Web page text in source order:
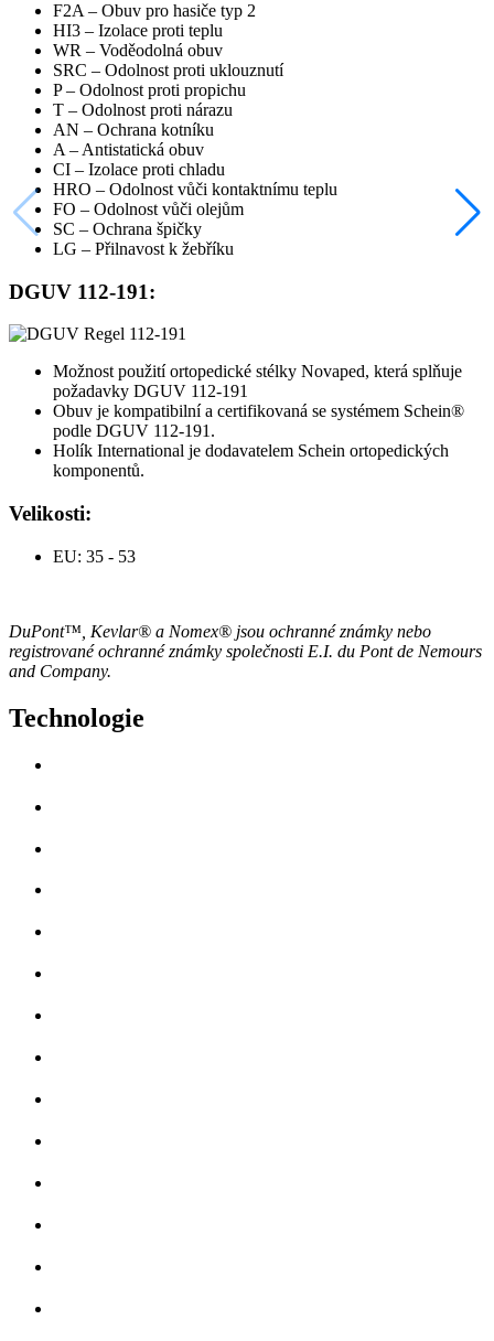
F2A – Obuv pro hasiče typ 2
HI3 – Izolace proti teplu
WR – Voděodolná obuv
SRC – Odolnost proti uklouznutí
P – Odolnost proti propichu
T – Odolnost proti nárazu
AN – Ochrana kotníku
A – Antistatická obuv
CI – Izolace proti chladu
HRO – Odolnost vůči kontaktnímu teplu
FO – Odolnost vůči olejům
SC – Ochrana špičky
LG – Přilnavost k žebříku
DGUV 112-191:
Možnost použití ortopedické stélky Novaped, která splňuje
požadavky DGUV 112-191
Obuv je kompatibilní a certifikovaná se systémem Schein®
podle DGUV 112-191.
Holík International je dodavatelem Schein ortopedických
komponentů.
Velikosti:
EU: 35 - 53
DuPont™, Kevlar® a Nomex® jsou ochranné známky nebo
registrované ochranné známky společnosti E.I. du Pont de Nemours
and Company.
Technologie